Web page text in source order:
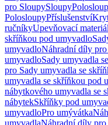
pro SloupySloupy
PolosloupyPříslušenství
ručníkyUpevňovací materiál
skříňkou pod umyvadlo
umyvadloNáhradní díly
umyvadloSady umyvadla
pro Sady umyvadla se
umyvadla se skříňkou pod
nábytkového umyvadla se
nábytekSkříňky pod
umyvadloPro umývátka
umyvadlaNáhradní díly pro